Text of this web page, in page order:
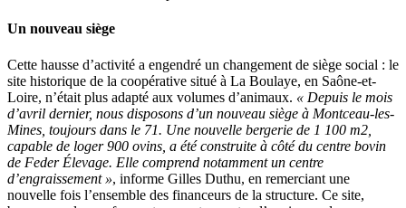
Un nouveau siège
Cette hausse d’activité a engendré un changement de siège social : le
site historique de la coopérative situé à La Boulaye, en Saône-et-
Loire, n’était plus adapté aux volumes d’animaux. « Depuis le mois
d’avril dernier, nous disposons d’un nouveau siège à Montceau-les-
Mines, toujours dans le 71. Une nouvelle bergerie de 1 100 m2,
capable de loger 900 ovins, a été construite à côté du centre bovin
de Feder Élevage. Elle comprend notamment un centre
d’engraissement », informe Gilles Duthu, en remerciant une
nouvelle fois l’ensemble des financeurs de la structure. Ce site,